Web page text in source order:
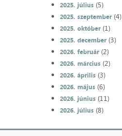
2025. július(5)
2025. szeptember(4)
2025. október(1)
2025. december(3)
2026. február(2)
2026. március(2)
2026. április(3)
2026. május(6)
2026. június(11)
2026. július(8)